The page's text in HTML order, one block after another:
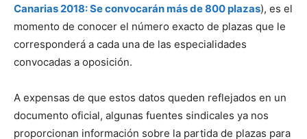
Canarias 2018: Se convocarán más de 800 plazas), es el
momento de conocer el número exacto de plazas que le
corresponderá a cada una de las especialidades
convocadas a oposición.
A expensas de que estos datos queden reflejados en un
documento oficial, algunas fuentes sindicales ya nos
proporcionan información sobre la partida de plazas para